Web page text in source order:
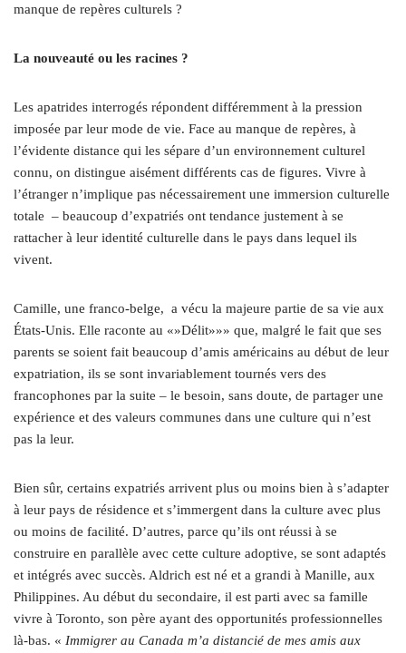
manque de repères culturels ?
La nouveauté ou les racines ?
Les apatrides interrogés répondent différemment à la pression
imposée par leur mode de vie. Face au manque de repères, à
l’évidente distance qui les sépare d’un environnement culturel
connu, on distingue aisément différents cas de figures. Vivre à
l’étranger n’implique pas nécessairement une immersion culturelle
totale – beaucoup d’expatriés ont tendance justement à se
rattacher à leur identité culturelle dans le pays dans lequel ils
vivent.
Camille, une franco-belge, a vécu la majeure partie de sa vie aux
États-Unis. Elle raconte au «»Délit»»» que, malgré le fait que ses
parents se soient fait beaucoup d’amis américains au début de leur
expatriation, ils se sont invariablement tournés vers des
francophones par la suite – le besoin, sans doute, de partager une
expérience et des valeurs communes dans une culture qui n’est
pas la leur.
Bien sûr, certains expatriés arrivent plus ou moins bien à s’adapter
à leur pays de résidence et s’immergent dans la culture avec plus
ou moins de facilité. D’autres, parce qu’ils ont réussi à se
construire en parallèle avec cette culture adoptive, se sont adaptés
et intégrés avec succès. Aldrich est né et a grandi à Manille, aux
Philippines. Au début du secondaire, il est parti avec sa famille
vivre à Toronto, son père ayant des opportunités professionnelles
là-bas. « Immigrer au Canada m’a distancié de mes amis aux